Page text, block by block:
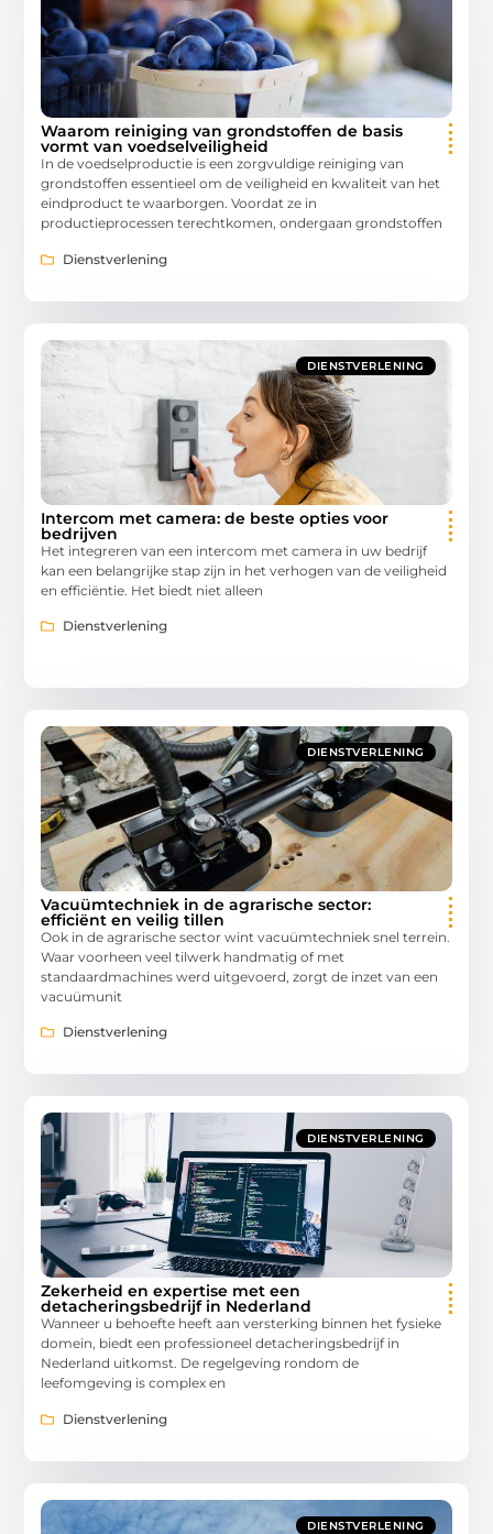
Waarom reiniging van grondstoffen de basis
vormt van voedselveiligheid
In de voedselproductie is een zorgvuldige reiniging van
grondstoffen essentieel om de veiligheid en kwaliteit van het
eindproduct te waarborgen. Voordat ze in
productieprocessen terechtkomen, ondergaan grondstoffen
Dienstverlening
DIENSTVERLENING
Intercom met camera: de beste opties voor
bedrijven
Het integreren van een intercom met camera in uw bedrijf
kan een belangrijke stap zijn in het verhogen van de veiligheid
en efficiëntie. Het biedt niet alleen
Dienstverlening
DIENSTVERLENING
Vacuümtechniek in de agrarische sector:
efficiënt en veilig tillen
Ook in de agrarische sector wint vacuümtechniek snel terrein.
Waar voorheen veel tilwerk handmatig of met
standaardmachines werd uitgevoerd, zorgt de inzet van een
vacuümunit
Dienstverlening
DIENSTVERLENING
Zekerheid en expertise met een
detacheringsbedrijf in Nederland
Wanneer u behoefte heeft aan versterking binnen het fysieke
domein, biedt een professioneel detacheringsbedrijf in
Nederland uitkomst. De regelgeving rondom de
leefomgeving is complex en
Dienstverlening
DIENSTVERLENING